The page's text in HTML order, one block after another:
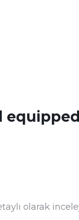
olarak